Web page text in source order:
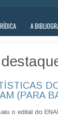
A
(PARA
o edital do